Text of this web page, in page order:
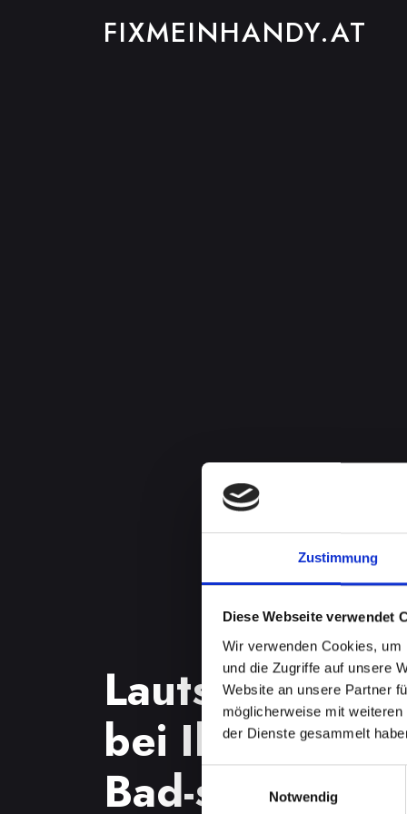
Zustimmung
Diese Webseite verwendet
Wir verwenden Cookies,
und die Zugriffe auf unsere
Website an unsere Partner
möglicherweise mit
der Dienste gesammelt
Notwendig
FIXMEINHANDY.AT
bei Ihrem
Bad-